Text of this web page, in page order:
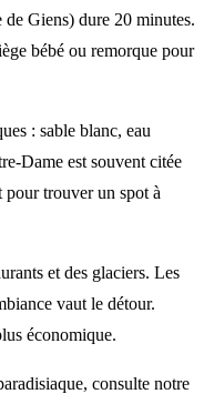
de Giens) dure 20 minutes.
bébé ou remorque pour
: sable blanc, eau
Dame est souvent citée
trouver un spot à
et des glaciers. Les
vaut le détour.
économique.
consulte notre